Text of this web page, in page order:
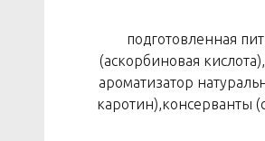
подготовленная
(аскорбиновая
ароматизатор
каротин),консерванты